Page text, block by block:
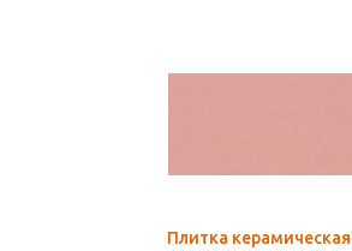
Плитка керамическая